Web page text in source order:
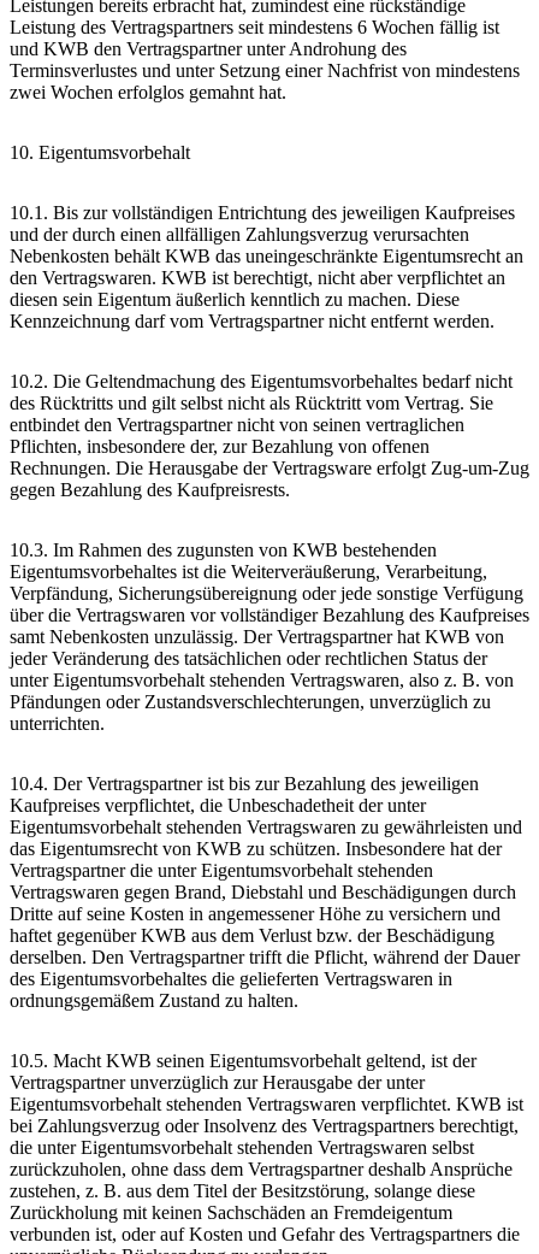
Leistungen bereits erbracht hat, zumindest eine rückständige
Leistung des Vertragspartners seit mindestens 6 Wochen fällig ist
und KWB den Vertragspartner unter Androhung des
Terminsverlustes und unter Setzung einer Nachfrist von mindestens
zwei Wochen erfolglos gemahnt hat.
10. Eigentumsvorbehalt
10.1. Bis zur vollständigen Entrichtung des jeweiligen Kaufpreises
und der durch einen allfälligen Zahlungsverzug verursachten
Nebenkosten behält KWB das uneingeschränkte Eigentumsrecht an
den Vertragswaren. KWB ist berechtigt, nicht aber verpflichtet an
diesen sein Eigentum äußerlich kenntlich zu machen. Diese
Kennzeichnung darf vom Vertragspartner nicht entfernt werden.
10.2. Die Geltendmachung des Eigentumsvorbehaltes bedarf nicht
des Rücktritts und gilt selbst nicht als Rücktritt vom Vertrag. Sie
entbindet den Vertragspartner nicht von seinen vertraglichen
Pflichten, insbesondere der, zur Bezahlung von offenen
Rechnungen. Die Herausgabe der Vertragsware erfolgt Zug-um-Zug
gegen Bezahlung des Kaufpreisrests.
10.3. Im Rahmen des zugunsten von KWB bestehenden
Eigentumsvorbehaltes ist die Weiterveräußerung, Verarbeitung,
Verpfändung, Sicherungsübereignung oder jede sonstige Verfügung
über die Vertragswaren vor vollständiger Bezahlung des Kaufpreises
samt Nebenkosten unzulässig. Der Vertragspartner hat KWB von
jeder Veränderung des tatsächlichen oder rechtlichen Status der
unter Eigentumsvorbehalt stehenden Vertragswaren, also z. B. von
Pfändungen oder Zustandsverschlechterungen, unverzüglich zu
unterrichten.
10.4. Der Vertragspartner ist bis zur Bezahlung des jeweiligen
Kaufpreises verpflichtet, die Unbeschadetheit der unter
Eigentumsvorbehalt stehenden Vertragswaren zu gewährleisten und
das Eigentumsrecht von KWB zu schützen. Insbesondere hat der
Vertragspartner die unter Eigentumsvorbehalt stehenden
Vertragswaren gegen Brand, Diebstahl und Beschädigungen durch
Dritte auf seine Kosten in angemessener Höhe zu versichern und
haftet gegenüber KWB aus dem Verlust bzw. der Beschädigung
derselben. Den Vertragspartner trifft die Pflicht, während der Dauer
des Eigentumsvorbehaltes die gelieferten Vertragswaren in
ordnungsgemäßem Zustand zu halten.
10.5. Macht KWB seinen Eigentumsvorbehalt geltend, ist der
Vertragspartner unverzüglich zur Herausgabe der unter
Eigentumsvorbehalt stehenden Vertragswaren verpflichtet. KWB ist
bei Zahlungsverzug oder Insolvenz des Vertragspartners berechtigt,
die unter Eigentumsvorbehalt stehenden Vertragswaren selbst
zurückzuholen, ohne dass dem Vertragspartner deshalb Ansprüche
zustehen, z. B. aus dem Titel der Besitzstörung, solange diese
Zurückholung mit keinen Sachschäden an Fremdeigentum
verbunden ist, oder auf Kosten und Gefahr des Vertragspartners die